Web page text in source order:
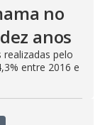
no
anos
pelo
entre 2016 e